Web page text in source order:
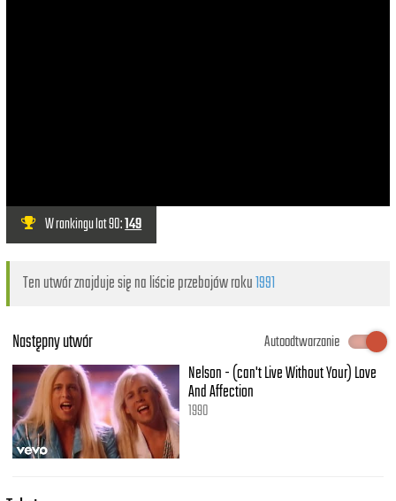
W rankingu lat 90:149
Ten utwór znajduje się na liście przebojów roku1991
Następny utwór
Autoodtwarzanie
Nelson - (can't Live Without Your) Love
And Affection
1990